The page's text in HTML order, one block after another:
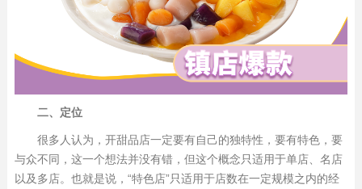
二、定位
很多人认为，开甜品店一定要有自己的独特性，要有特色，要
与众不同，这一个想法并没有错，但这个概念只适用于单店、名店
以及多店。也就是说，“特色店”只适用于店数在一定规模之内的经